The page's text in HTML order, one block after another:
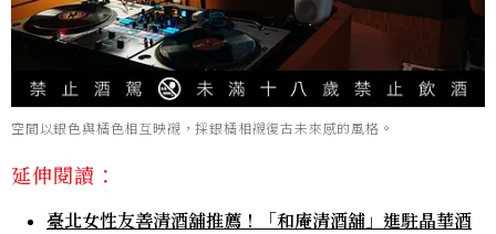
空間以銀色與橘色相互映襯，採銀橘相襯復古未來感的風格。
延伸閱讀：
臺北女性友善清酒舖推薦！「和庵清酒舖」進駐晶華酒